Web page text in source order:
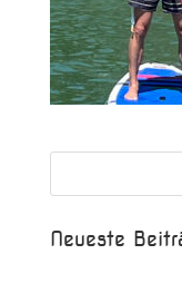
Neueste